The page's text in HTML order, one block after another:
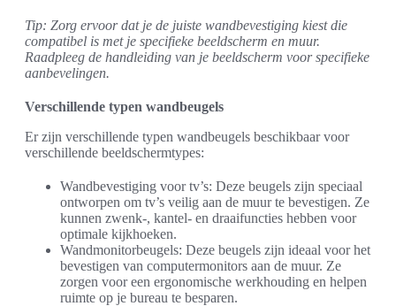
Tip: Zorg ervoor dat je de juiste wandbevestiging kiest die
compatibel is met je specifieke beeldscherm en muur.
Raadpleeg de handleiding van je beeldscherm voor specifieke
aanbevelingen.
Verschillende typen wandbeugels
Er zijn verschillende typen wandbeugels beschikbaar voor
verschillende beeldschermtypes:
Wandbevestiging voor tv’s: Deze beugels zijn speciaal
ontworpen om tv’s veilig aan de muur te bevestigen. Ze
kunnen zwenk-, kantel- en draaifuncties hebben voor
optimale kijkhoeken.
Wandmonitorbeugels: Deze beugels zijn ideaal voor het
bevestigen van computermonitors aan de muur. Ze
zorgen voor een ergonomische werkhouding en helpen
ruimte op je bureau te besparen.